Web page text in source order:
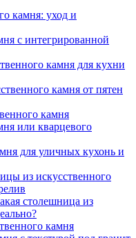
камня: уход и
с интегрированной
камня для кухни
камня от пятен
камня
или кварцевого
для уличных кухонь и
из искусственного
столешница из
камня